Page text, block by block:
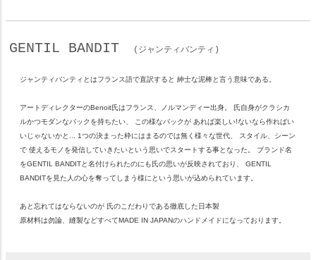
GENTIL BANDIT (ジャンティバンティ)
ジャンティバンティとはフランス語で直訳すると 紳士な泥棒と言う意味である。
アートディレクターのBenoit氏はフランス、ノルマンディー出身。 氏自身がクラシカ
ルかつモダンなバックを持ちたい、 この様なバックが あれば楽しい!ないなら作ればい
いじゃないかと... 1つの決まった枠にはまるのでは無く様々な世代、 スタイル、シーン
で 使えるモノを発信していきたいという思いでスタートする事となった。 ブランド名
をGENTIL BANDITと名付けられたのにも氏の思いが反映されており、 GENTIL
BANDITを見た人の心を奪ってしまう様にという思いが込められています。
あと忘れてはならないのが 氏のこだわりである徹底した日本製
原材料は勿論、縫製などすべてMADE IN JAPANのハンドメイドになっております。